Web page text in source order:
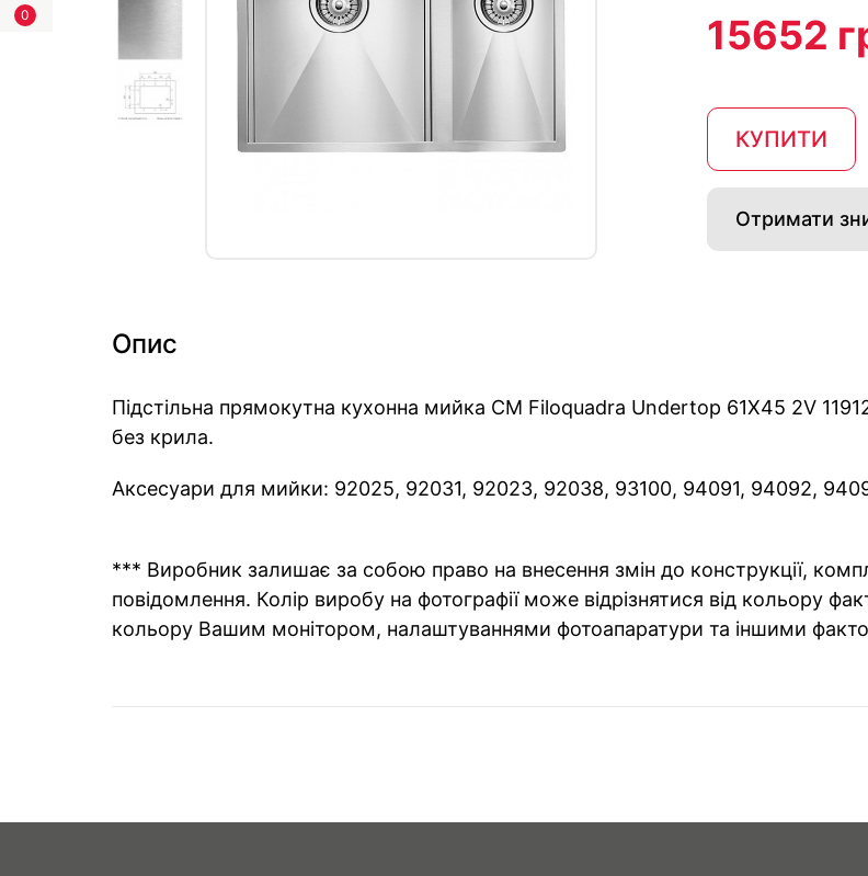
0 15652
КУПИТИ
Отримати
Опис
Підстільна прямокутна кухонна мийка CM Filoquadra Undertop 61Х45 2V
без крила.
Аксесуари для мийки: 92025, 92031, 92023, 92038, 93100, 94091, 94092,
*** Виробник залишає за собою право на внесення змін до конструкції,
повідомлення. Колір виробу на фотографії може відрізнятися від кольору
кольору Вашим монітором, налаштуваннями фотоапаратури та іншими